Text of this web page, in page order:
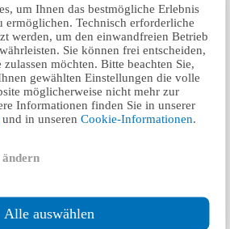
um Ihnen das bestmögliche Erlebnis
ermöglichen. Technisch erforderliche
werden, um den einwandfreien Betrieb
Sie können frei entscheiden,
möchten. Bitte beachten Sie,
gewählten Einstellungen die volle
möglicherweise nicht mehr zur
Informationen finden Sie in unserer
und in unserenCookie-Informationen.
ändern
Alle auswählen Andernach